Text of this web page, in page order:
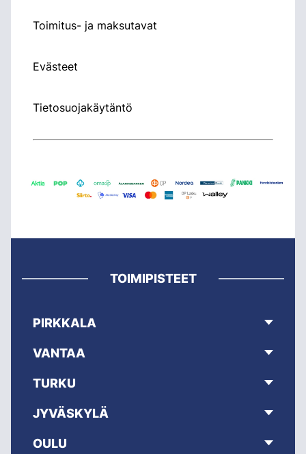
Toimitus- ja maksutavat
Evästeet
Tietosuojakäytäntö
TOIMIPISTEET
PIRKKALA
VANTAA
TURKU
JYVÄSKYLÄ
OULU